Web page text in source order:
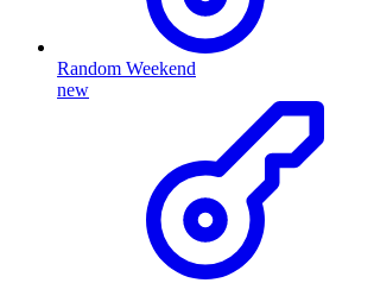
Random Weekend
new